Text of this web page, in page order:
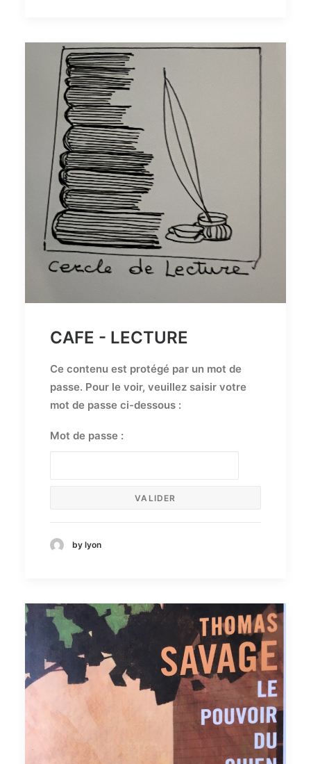
CAFE - LECTURE
Ce contenu est protégé par un mot de
passe. Pour le voir, veuillez saisir votre
mot de passe ci-dessous :
Mot de passe :
by lyon